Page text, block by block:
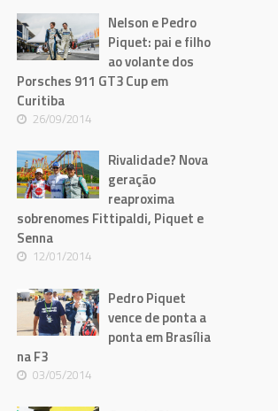
Nelson e Pedro
Piquet: pai e filho
ao volante dos
Porsches 911 GT3 Cup em
Curitiba
26/09/2014
Rivalidade? Nova
geração
reaproxima
sobrenomes Fittipaldi, Piquet e
Senna
12/01/2014
Pedro Piquet
vence de ponta a
ponta em Brasília
na F3
03/05/2014